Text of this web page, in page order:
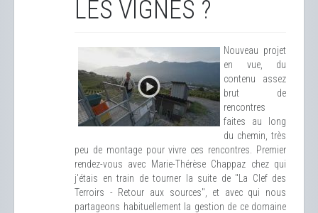
LES VIGNES ?
Nouveau projet
en vue, du
contenu assez
brut de
rencontres
faites au long
du chemin, très
peu de montage pour vivre ces rencontres. Premier
rendez-vous avec Marie-Thérèse Chappaz chez qui
j'étais en train de tourner la suite de "La Clef des
Terroirs - Retour aux sources", et avec qui nous
partageons habituellement la gestion de ce domaine